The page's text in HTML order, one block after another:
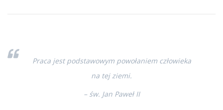
Praca jest podstawowym powołaniem człowieka
na tej ziemi.
– św. Jan Paweł II